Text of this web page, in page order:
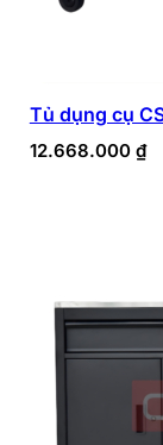
Tủ dụng cụ
12.668.000 ₫